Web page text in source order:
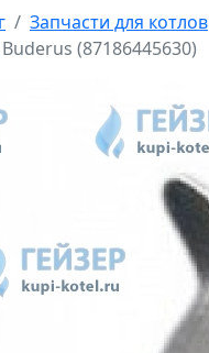
Запчасти для котлов
(87186445630)